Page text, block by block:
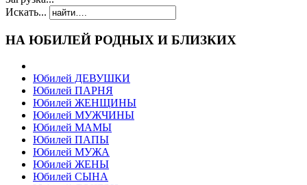
Искать...
НА ЮБИЛЕЙ РОДНЫХ И БЛИЗКИХ
Юбилей ДЕВУШКИ
Юбилей ПАРНЯ
Юбилей ЖЕНЩИНЫ
Юбилей МУЖЧИНЫ
Юбилей МАМЫ
Юбилей ПАПЫ
Юбилей МУЖА
Юбилей ЖЕНЫ
Юбилей СЫНА